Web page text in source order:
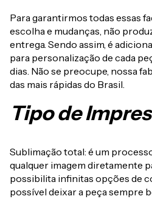
Para garantirmos todas essas
escolha e mudanças, não
entrega. Sendo assim, é
para personalização de cada
dias. Não se preocupe, nossa
das mais rápidas do Brasil.
Tipo de
Sublimação total: é um
qualquer imagem diretamente
possibilita infinitas opções de
possível deixar a peça sempre